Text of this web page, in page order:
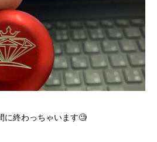
に終わっちゃいます🧐